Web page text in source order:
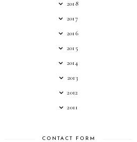
2018
2017
2016
2015
2014
2013
2012
2011
CONTACT FORM